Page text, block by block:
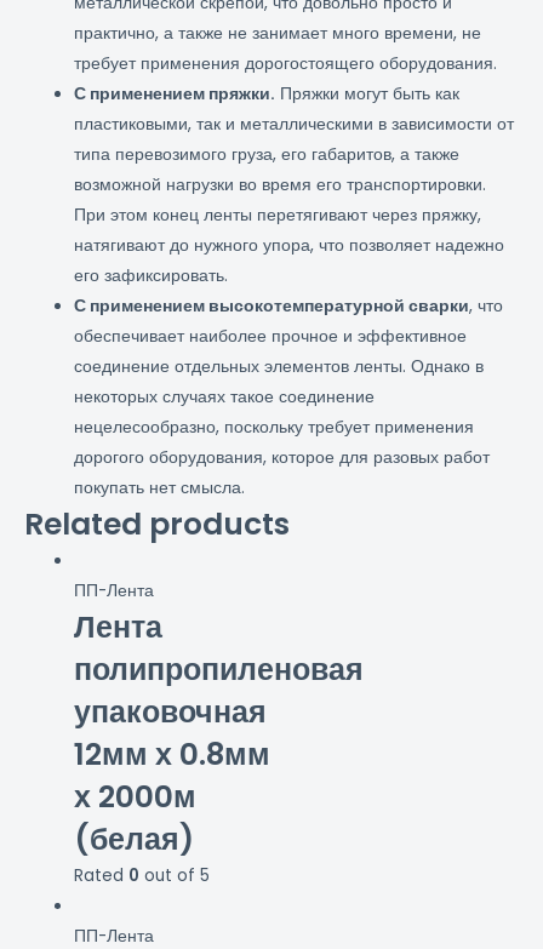
практично, а также не занимает много времени, не
требует применения дорогостоящего оборудования.
С применением пряжки. Пряжки могут быть как
пластиковыми, так и металлическими в зависимости от
типа перевозимого груза, его габаритов, а также
возможной нагрузки во время его транспортировки.
При этом конец ленты перетягивают через пряжку,
натягивают до нужного упора, что позволяет надежно
его зафиксировать.
С применением высокотемпературной сварки, что
обеспечивает наиболее прочное и эффективное
соединение отдельных элементов ленты. Однако в
некоторых случаях такое соединение
нецелесообразно, поскольку требует применения
дорогого оборудования, которое для разовых работ
покупать нет смысла.
Related products
ПП-Лента
Лента
полипропиленовая
упаковочная
12мм х 0.8мм
х 2000м
(белая)
Rated 0 out of 5
ПП-Лента